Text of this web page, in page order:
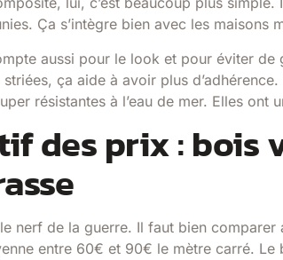
Ça s’intègre bien avec les maisons
aussi pour le look et pour éviter de
ça aide à avoir plus
résistantes à l’eau de mer. Elles
des prix : bois
nerf de la guerre. Il faut bien
entre 60€ et 90€ le mètre carré.